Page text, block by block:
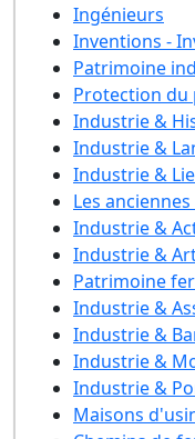
Ingénieurs
Inventions -
Patrimoine
Protection
Industrie &
Industrie &
Industrie &
Les
Industrie &
Industrie &
Patrimoine
Industrie &
Industrie &
Industrie &
Industrie &
Maisons